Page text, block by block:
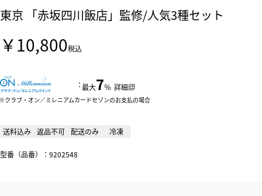
東京 「赤坂四川飯店」監修/人気3種セット
￥10,800税込
：最大7％ 詳細
クラブ・オン／ミレニアムカードセゾンのお支払の場合
送料込み 返品不可 配送のみ 冷凍
型番（品番）：9202548